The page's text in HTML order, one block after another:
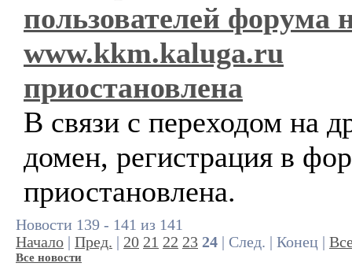
пользователей форума
www.kkm.kaluga.ru
приостановлена
В связи с переходом на
домен, регистрация в
приостановлена.
Новости 139 - 141 из 141
Начало
Пред. 20 21 22 23 24 | След. | Конец |
Все новости